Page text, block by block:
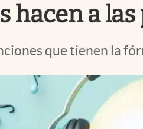
hacen a
que tienen la